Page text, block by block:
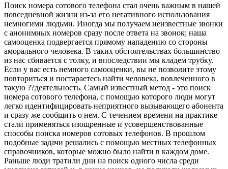
Поиск номера сотового телефона стал очень важным в нашей
повседневной жизни из-за его негативного использования
немногими людьми. Иногда мы получаем неизвестные звонки
с анонимных номеров сразу после ответа на звонок; наша
самооценка подвергается прямому нападению со стороны
аморального человека. В таких обстоятельствах большинство
из нас сбивается с толку, и впоследствии мы кладем трубку.
Если у вас есть немного самооценки, вы не позволите этому
повториться и постараетесь найти человека, вовлеченного в
такую ??деятельность. Самый известный метод - это поиск
номера сотового телефона, с помощью которого люди могут
легко идентифицировать неприятного вызывающего абонента
и сразу же сообщить о нем. С течением времени на практике
стали применяться изощренные и усовершенствованные
способы поиска номеров сотовых телефонов. В прошлом
подобные задачи решались с помощью местных телефонных
справочников, которые можно было найти в каждом доме.
Раньше люди тратили дни на поиск одного числа среди